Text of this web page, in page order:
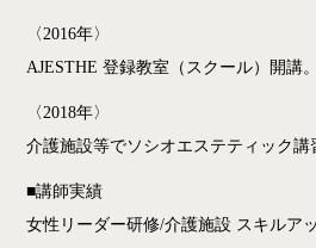
〈2016年〉
AJESTHE 登録教室（スクール）開講。
〈2018年〉
介護施設等でソシオエステティック講
■講師実績
女性リーダー研修/介護施設 スキルア